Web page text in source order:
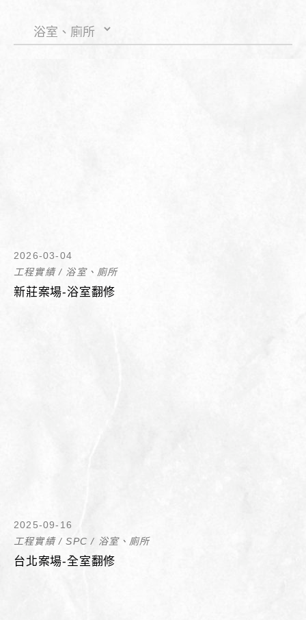
2026-03-04
工程實績/ 浴室、廁所
新莊案場-浴室翻修
2025-09-16
工程實績/SPC / 浴室、廁所
台北案場-全室翻修